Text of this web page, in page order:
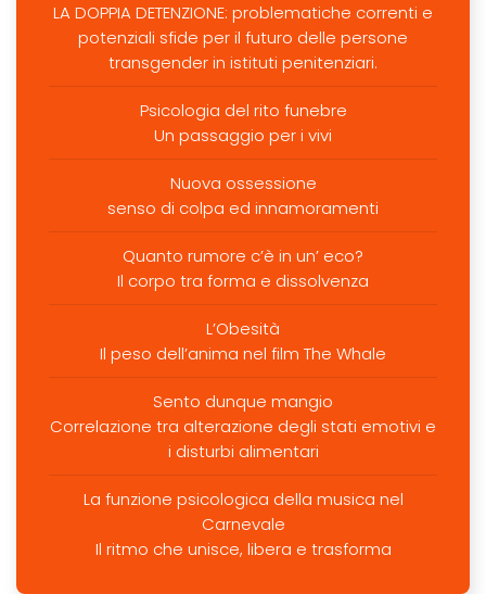
LA DOPPIA DETENZIONE: problematiche correnti e
potenziali sfide per il futuro delle persone
transgender in istituti penitenziari.
Psicologia del rito funebre
Un passaggio per i vivi
Nuova ossessione
senso di colpa ed innamoramenti
Quanto rumore c’è in un’ eco?
Il corpo tra forma e dissolvenza
L’Obesità
Il peso dell’anima nel film The Whale
Sento dunque mangio
Correlazione tra alterazione degli stati emotivi e
i disturbi alimentari
La funzione psicologica della musica nel
Carnevale
Il ritmo che unisce, libera e trasforma